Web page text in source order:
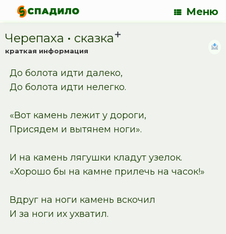
Меню
Черепаха • cказка
краткая информация
До болота идти далеко,
До болота идти нелегко.
«Вот камень лежит у дороги,
Присядем и вытянем ноги».
И на камень лягушки кладут узелок.
«Хорошо бы на камне прилечь на часок!»
Вдруг на ноги камень вскочил
И за ноги их ухватил.